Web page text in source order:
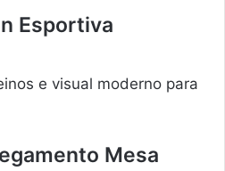
Esportiva
e visual moderno para
Mesa